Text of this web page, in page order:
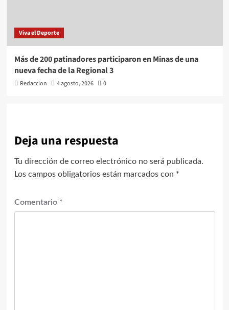
Viva el Deporte
Más de 200 patinadores participaron en Minas de una
nueva fecha de la Regional 3
Redaccion 4 agosto, 2026 0
Deja una respuesta
Tu dirección de correo electrónico no será publicada.
Los campos obligatorios están marcados con *
Comentario *